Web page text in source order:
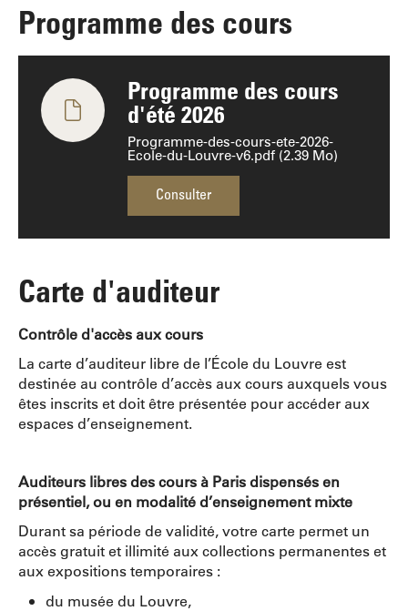
Programme des cours
Programme des cours
d'été 2026
Programme-des-cours-ete-2026-
Ecole-du-Louvre-v6.pdf (2.39 Mo)
Consulter
Carte d'auditeur
Contrôle d'accès aux cours
La carte d’auditeur libre de l’École du Louvre est
destinée au contrôle d’accès aux cours auxquels vous
êtes inscrits et doit être présentée pour accéder aux
espaces d’enseignement.
Auditeurs libres des cours à Paris dispensés en
présentiel, ou en modalité d’enseignement mixte
Durant sa période de validité, votre carte permet un
accès gratuit et illimité aux collections permanentes et
aux expositions temporaires :
du musée du Louvre,